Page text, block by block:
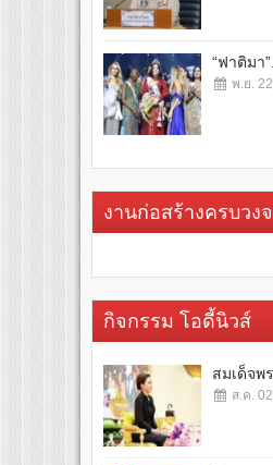
“ฟาติมา
พ.ย.
งานก่อสร้างครบวง
กิจกรรม โอดี้นิวส์
สมเด็จพ
ส.ค.